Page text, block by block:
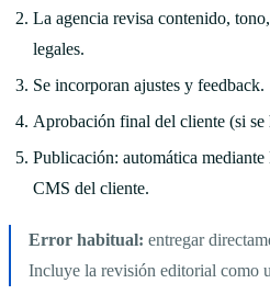
La agencia revisa contenido,
legales.
Se incorporan ajustes y feedback.
Aprobación final del cliente (si se
Publicación: automática
CMS del cliente.
Error habitual: entregar
Incluye la revisión editorial como